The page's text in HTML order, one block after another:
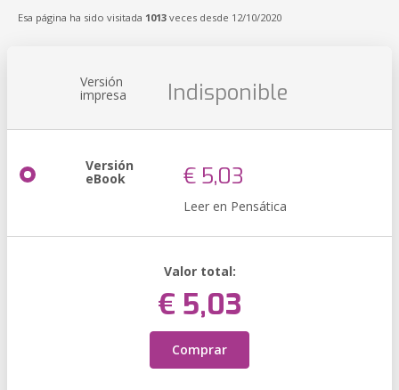
Esa página ha sido visitada 1013 veces desde 12/10/2020
Versión
impresa Indisponible
Versión
eBook € 5,03
Leer en Pensática
Valor total:
€ 5,03
Comprar